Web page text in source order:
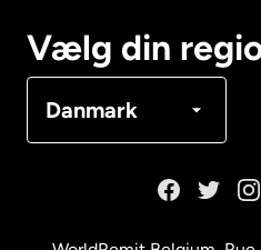
Vælg din
Danmark